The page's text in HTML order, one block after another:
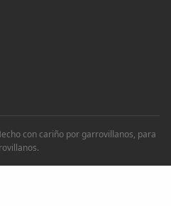
con cariño por garrovillanos, para